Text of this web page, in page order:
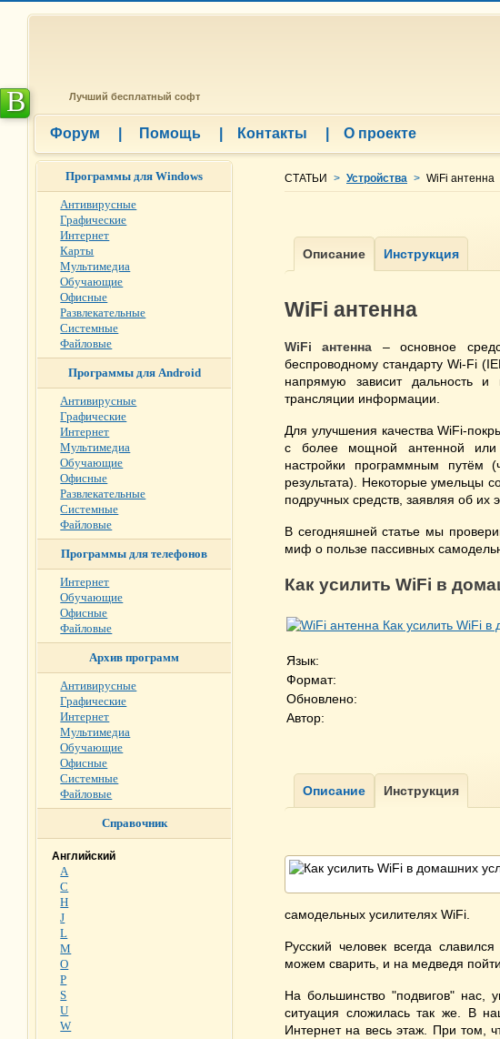
Лучший бесплатный софт
Форум Помощь Контакты О проекте
СТАТЬИ > Устройства > WiFi антенна
WiFi антенна
B
WiFi антенна – основное
беспроводному стандарту Wi-Fi
напрямую зависит дальность и
трансляции информации.
Для улучшения качества WiFi-
с более мощной антенной или
настройки программным путём
результата). Некоторые умельцы
подручных средств, заявляя об их
В сегодняшней статье мы
миф о пользе пассивных
Как усилить WiFi в
Язык:
Формат:
Обновлено:
Автор:
самодельных усилителях WiFi.
Русский человек всегда
можем сварить, и на медведя
На большинство "подвигов" нас,
ситуация сложилась так же. В
Интернет на весь этаж. При том,
Программы для Windows
Антивирусные
Графические
Интернет
Карты
Мультимедиа
Обучающие
Офисные
Развлекательные
Системные
Файловые
Программы для Android
Антивирусные
Графические
Интернет
Мультимедиа
Обучающие
Офисные
Развлекательные
Системные
Файловые
Программы для телефонов
Интернет
Обучающие
Офисные
Файловые
Архив программ
Антивирусные
Графические
Интернет
Мультимедиа
Обучающие
Офисные
Системные
Файловые
Справочник
Английский
A
C
H
J
L
M
O
P
S
U
W